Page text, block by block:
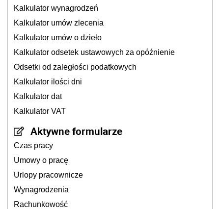
Kalkulator wynagrodzeń
Kalkulator umów zlecenia
Kalkulator umów o dzieło
Kalkulator odsetek ustawowych za opóźnienie
Odsetki od zaległości podatkowych
Kalkulator ilości dni
Kalkulator dat
Kalkulator VAT
Aktywne formularze
Czas pracy
Umowy o pracę
Urlopy pracownicze
Wynagrodzenia
Rachunkowość